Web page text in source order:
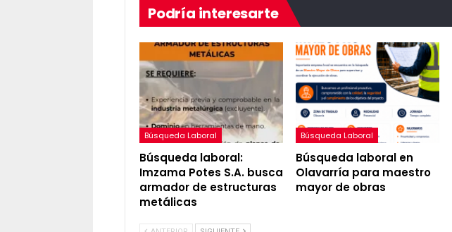
Podría interesarte
Búsqueda Laboral
Búsqueda laboral:
Imzama Potes S.A. busca
armador de estructuras
metálicas
Búsqueda Laboral
Búsqueda laboral en
Olavarría para maestro
mayor de obras